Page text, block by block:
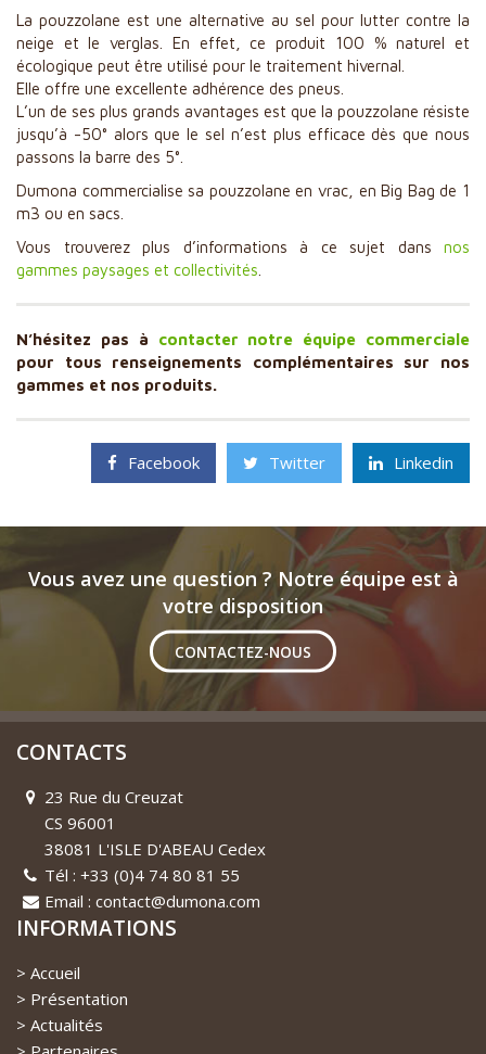
La pouzzolane est une alternative au sel pour lutter contre la
neige et le verglas. En effet, ce produit 100 % naturel et
écologique peut être utilisé pour le traitement hivernal.
Elle offre une excellente adhérence des pneus.
L’un de ses plus grands avantages est que la pouzzolane résiste
jusqu’à -50° alors que le sel n’est plus efficace dès que nous
passons la barre des 5°.
Dumona commercialise sa pouzzolane en vrac, en Big Bag de 1
m3 ou en sacs.
Vous trouverez plus d’informations à ce sujet dans nos
gammes paysages et collectivités
N’hésitez pas à contacter notre équipe commerciale
pour tous renseignements complémentaires sur nos
gammes et nos produits.
Facebook Twitter Linkedin
Vous avez une question ? Notre équipe est à
votre disposition
CONTACTEZ-NOUS
CONTACTS
23 Rue du Creuzat
CS 96001
38081 L'ISLE D'ABEAU Cedex
Tél : +33 (0)4 74 80 81 55
Email : contact@dumona.com
INFORMATIONS
Accueil
Présentation
Actualités